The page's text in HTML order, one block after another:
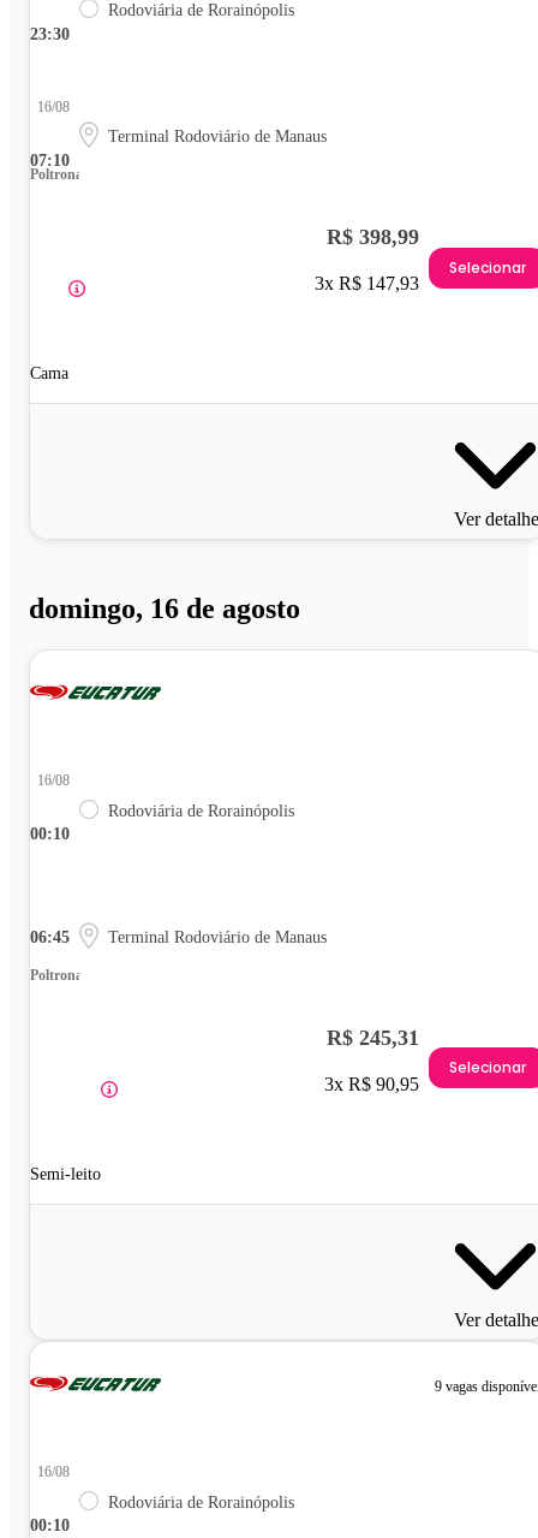
23:30
Rodoviária de Rorainópolis
07:10
16/08
Terminal Rodoviário de Manaus
Poltrona
Cama
R$ 398,99
3x R$ 147,93
Selecionar
Ver
domingo, 16 de agosto
00:10
16/08
Rodoviária de Rorainópolis
06:45 Terminal Rodoviário de Manaus
Poltrona
Semi-leito
R$ 245,31
3x R$ 90,95
Selecionar
Ver
9 vagas
00:10
16/08
Rodoviária de Rorainópolis